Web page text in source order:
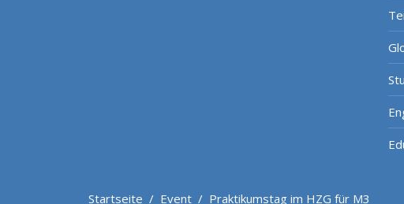
Startseite / Event/ Praktikumstag im HZG für M3